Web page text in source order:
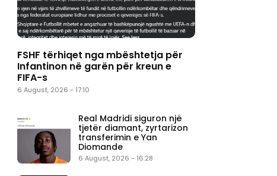
FSHF tërhiqet nga mbështetja për
Infantinon në garën për kreun e
FIFA-s
6 August, 2026 - 17:10
Real Madridi siguron një
tjetër diamant, zyrtarizon
transferimin e Yan
Diomande
6 August, 2026 - 16:28